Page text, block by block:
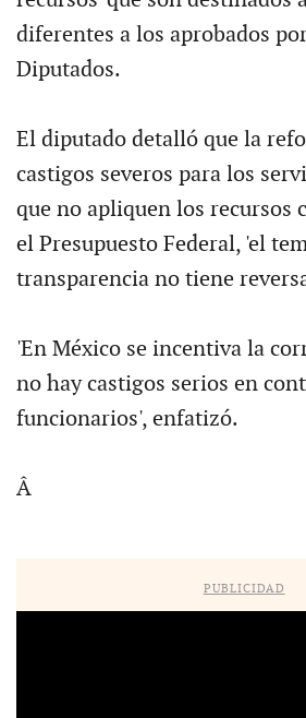
diferentes a los aprobados
Diputados.
El diputado detalló que la
castigos severos para los
que no apliquen los recursos
el Presupuesto Federal, 'el
transparencia no tiene
'En México se incentiva la
no hay castigos serios en
funcionarios', enfatizó.
Â
PUBLICIDAD